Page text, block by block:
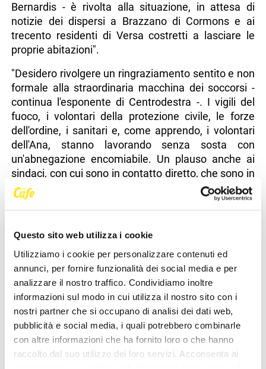
Questo sito web utilizza i cookie
Utilizziamo i cookie per personalizzare contenuti ed
annunci, per fornire funzionalità dei social media e per
analizzare il nostro traffico. Condividiamo inoltre
informazioni sul modo in cui utilizza il nostro sito con i
nostri partner che si occupano di analisi dei dati web,
pubblicità e social media, i quali potrebbero combinarle
con altre informazioni che ha fornito loro o che hanno
raccolto dal suo utilizzo dei loro servizi. Acconsenta ai
Bernardis - è rivolta alla situazione, in attesa di
notizie dei dispersi a Brazzano di Cormons e ai
trecento residenti di Versa costretti a lasciare le
proprie abitazioni".
"Desidero rivolgere un ringraziamento sentito e non
formale alla straordinaria macchina dei soccorsi -
continua l'esponente di Centrodestra -. I vigili del
fuoco, i volontari della protezione civile, le forze
dell'ordine, i sanitari e, come apprendo, i volontari
dell'Ana, stanno lavorando senza sosta con
un'abnegazione encomiabile. Un plauso anche ai
sindaci, con cui sono in contatto diretto, che sono in
prima linea da stanotte per gestire questa crisi
drammatica".
prima fase di acuta emergenza. Il territorio è ferito -
conclude Bernardis - ma saprà rialzarsi con il
sostegno di tutti".
NEWS DELLA STESSA CATEGORIA